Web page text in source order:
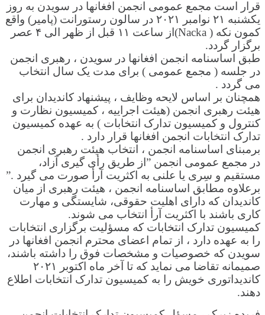
قرار است مجمع عمومی انجمن افغانها در سویدن به روز
یکشنبه ۲۱ نوامبر ۲۰۲۱ در سالون رستورانت (پامیر) واقع
کمون نکه ( Nacka)از ساعت ۱۱ قبل از ظهر الی ۴ عصر
برگزار گردد.
طبق اساسنامه انجمن افغانها در سویدن ، رهبری انجمن
در جلسه ( مجمع عمومی ) برای مدت یک سال انتخاب
می گردد .
همچنان بر اساس لایحه وظایف ، پیشنهاد کاندیدان برای
هیئت رهبری انجمن (هیئت اجراییه ، کمیسیون نظارت و
کنترول و کمیسیون تدارک انتخابات ) به عهده کمیسیون
تدارک انتخابات انجمن افغانها قرار دارد .
برمبنای اساسنامه انجمن ، انتخاب هیئت رهبری انجمن
در مجمع عمومی انجمن ”از طریق رأی گیری آزاد،
مستقيم و سِری یا علنی به اکثریت آرأ صورت می گیرد .”
برعلاوه مطابق اساسنامه انجمن ، هیئت رهبری از میان
کاندیدان که دارای اهلیت حقوقی، شایستگی و مهارت
کاری باشند با اکثریت آرأ انتخاب می شوند.
کمیسیون تدارک انتخابات که مسؤلیت برگزاری انتخابات
را به عهده دارد ، از تمام اعضای محترم انجمن افغانها در
سویدن که خصوصیات و مشخصات فوق را داشته باشند،
صمیمانه تقاضا می نماید که تا آخر ماه اکتوبر ۲۰۲۱
کاندیداتوری خویش را به کمیسیون تدارک انتخابات اطلاع
دهند.